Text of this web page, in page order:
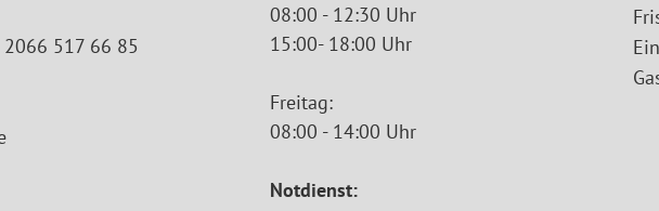
517 66 85
08:00 - 12:30 Uhr
15:00- 18:00 Uhr
Freitag:
08:00 - 14:00 Uhr
Notdienst: